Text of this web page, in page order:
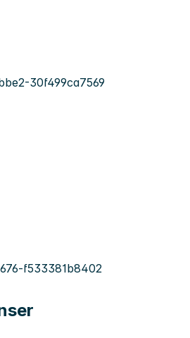
30f499ca7569
f533381b8402